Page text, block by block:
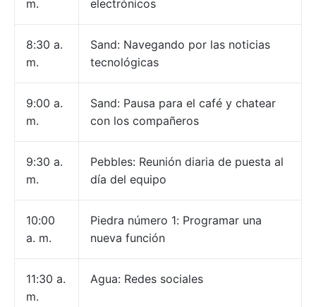
m.
electrónicos
8:30 a.
m.
Sand: Navegando por las noticias
tecnológicas
9:00 a.
m.
Sand: Pausa para el café y chatear
con los compañeros
9:30 a.
m.
Pebbles: Reunión diaria de puesta al
día del equipo
10:00
a. m.
Piedra número 1: Programar una
nueva función
11:30 a.
m.
Agua: Redes sociales